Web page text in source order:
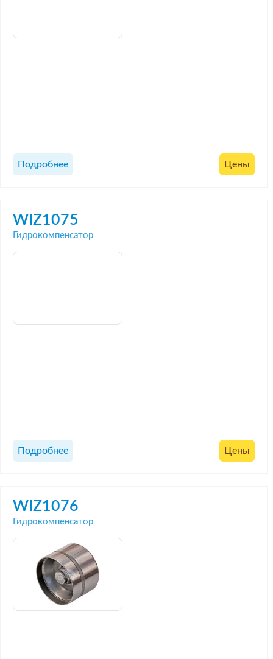
Подробнее Цены
WIZ1075
Гидрокомпенсатор
Подробнее Цены
WIZ1076
Гидрокомпенсатор